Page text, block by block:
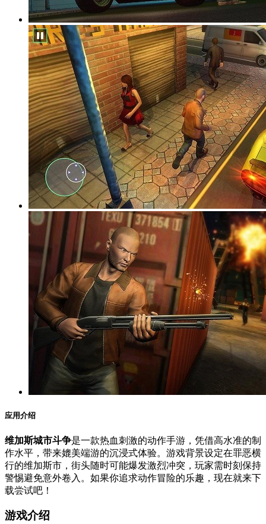
应用介绍
维加斯城市斗争是一款热血刺激的动作手游，凭借高水准的制
作水平，带来媲美端游的沉浸式体验。游戏背景设定在罪恶横
行的维加斯市，街头随时可能爆发激烈冲突，玩家需时刻保持
警惕避免意外卷入。如果你追求动作冒险的乐趣，现在就来下
载尝试吧！
游戏介绍